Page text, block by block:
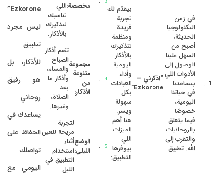
في زمن
التكنولوجيا
الحديثة،
أصبح من
السهل علينا
الوصول إلى
الأدوات اللي
بتساعدنا
في حياتنا
اليومية،
خصوصًا
فيما يتعلق
بالروحانيات
والتقرب إلى
الله. تطبيق
“اذكرني –
Ezkorone”
بيقدّم لك
تجربة
فريدة
ومنظمة
لتذكيرك
بالأذكار
اليومية
وأداء
العبادات
بكل
سهولة
ويسر.
هنا أهم
الميزات
اللي
بيوفرها
التطبيق:
مخصصة:اللي
تناسبك
لتذكيرك
بالأذكار.
مجموعة
متنوعة
من
الأذكار:
تضم أذكار
الصباح
والمساء،
وأذكار ما
بعد
الصلاة،
وغيرها.
الوضع
الليلي:
لتجربة
مريحة للعين
أثناء
استخدام
التطبيق في
الليل.
Ezkorone”
ليس مجرد
تطبيق
للأذكار، بل
هو رفيق
روحاني
يساعدك في
الحفاظ على
تواصلك
اليومي مع